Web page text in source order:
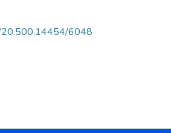
20.500.14454/6048